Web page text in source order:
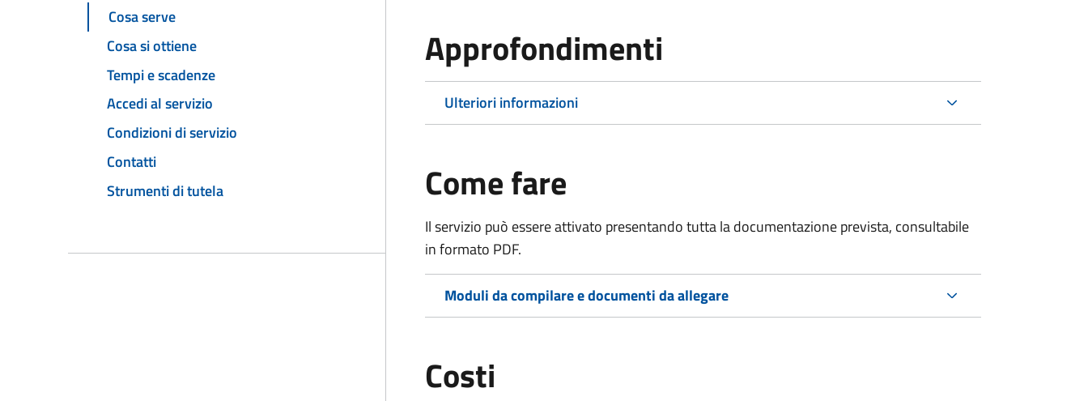
Cosa serve
Cosa si ottiene
Tempi e scadenze
Accedi al servizio
Condizioni di servizio
Contatti
Strumenti di tutela
Approfondimenti
Ulteriori informazioni
Come fare
Il servizio può essere attivato presentando tutta la documentazione prevista, consultabile
in formato PDF.
Moduli da compilare e documenti da allegare
Costi